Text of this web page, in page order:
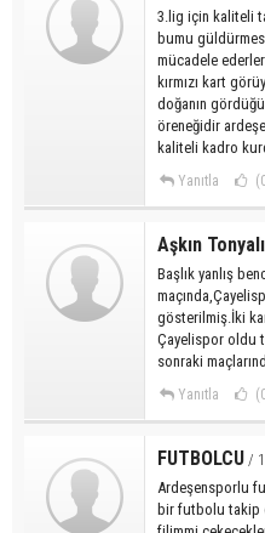
3.lig için kaliteli
bumu
mücadele
kırmızı kart
doğanın
öreneğidir
kaliteli kadro
Yanıtla
Aşkın Tonyalı
Başlık yanlış
gösterilmiş.İki
Çayelispor oldu
sonraki
Yanıtla
FUTBOLCU /
Ardeşensporlu
bir futbolu takip